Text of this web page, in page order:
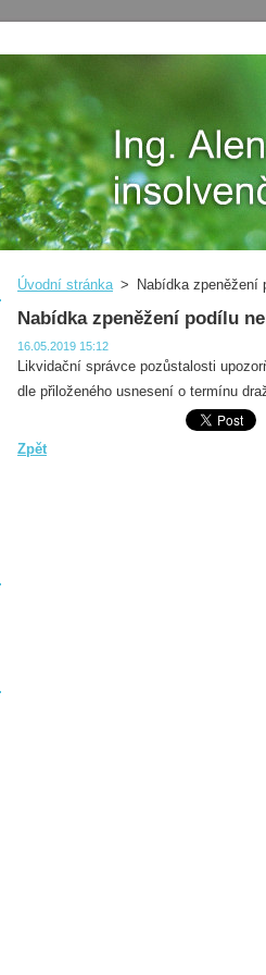
Úvodní stránka > Nabídka zpeněžení
Nabídka zpeněžení podílu
16.05.2019 15:12
Likvidační správce pozůstalosti
dle přiloženého usnesení o termínu
Zpět